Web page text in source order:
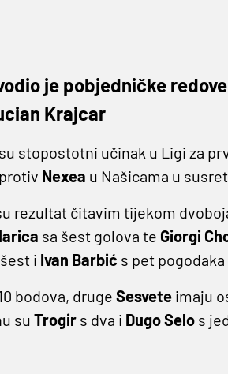
je pobjedničke
Krajcar
stopostotni učinak u Ligi za
Nexea u Našicama u
rezultat čitavim tijekom
sa šest golova te Giorgi
i Ivan Barbić s pet
bodova, druge Sesvete imaju
su Trogir s dva i Dugo Selo s